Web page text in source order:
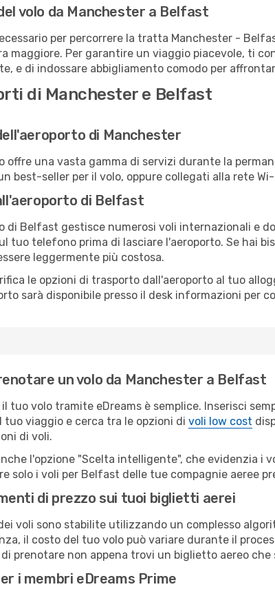
volo da Manchester a Belfast
per percorrere la tratta Manchester -
maggiore. Per garantire un viaggio piacevole, ti
e di indossare abbigliamento comodo per
di Manchester e Belfast
di Manchester
offre una vasta gamma di servizi durante la
best-seller per il volo, oppure collegati alla rete
di Belfast
di Belfast gestisce numerosi voli internazionali e
tuo telefono prima di lasciare l'aeroporto. Se hai
leggermente più costosa.
le opzioni di trasporto dall'aeroporto al tuo
sarà disponibile presso il desk informazioni per
un volo da Manchester a Belfast
tuo volo tramite eDreams è semplice. Inserisci
tuo viaggio e cerca tra le opzioni di voli low cost
di voli.
l'opzione "Scelta intelligente", che evidenzia i
solo i voli per Belfast delle tue compagnie aeree
di prezzo sui tuoi biglietti aerei
voli sono stabilite utilizzando un complesso
il costo del tuo volo può variare durante il
prenotare non appena trovi un biglietto aereo
i membri eDreams Prime